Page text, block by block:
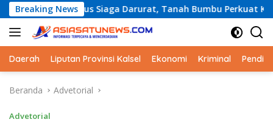
Langsung
ke
konten
Breaking News
Siaga Darurat, Tanah Bumbu Perkuat Kesiapsiagaan
Daerah Liputan Provinsi Kalsel Ekonomi Kriminal
Beranda Advetorial
Advetorial